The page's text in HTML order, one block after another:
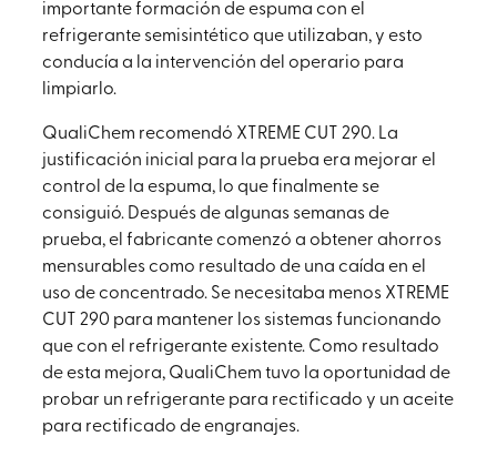
importante formación de espuma con el
refrigerante semisintético que utilizaban, y esto
conducía a la intervención del operario para
limpiarlo.
QualiChem recomendó XTREME CUT 290. La
justificación inicial para la prueba era mejorar el
control de la espuma, lo que finalmente se
consiguió. Después de algunas semanas de
prueba, el fabricante comenzó a obtener ahorros
mensurables como resultado de una caída en el
uso de concentrado. Se necesitaba menos XTREME
CUT 290 para mantener los sistemas funcionando
que con el refrigerante existente. Como resultado
de esta mejora, QualiChem tuvo la oportunidad de
probar un refrigerante para rectificado y un aceite
para rectificado de engranajes.